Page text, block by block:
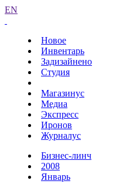
EN
Новое
Инвентарь
Задизайнено
Студия
Магазинус
Медиа
Экспресс
Иронов
Журналус
Бизнес-линч
2008
Январь